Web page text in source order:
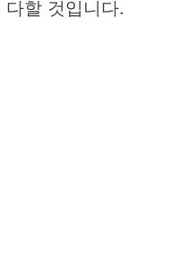
할 것입니다.